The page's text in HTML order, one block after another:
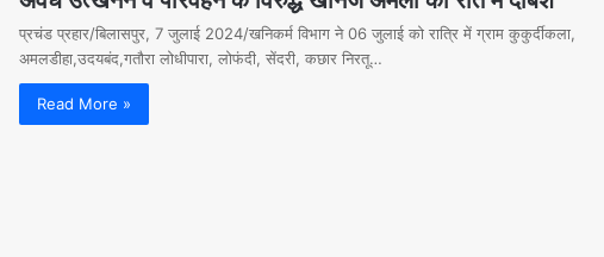
प्रचंड प्रहार/बिलासपुर, 7 जुलाई 2024/खनिकर्म विभाग ने 06 जुलाई को रात्रि में ग्राम कुकुर्दीकला,
अमलडीहा,उदयबंद,गतौरा लोधीपारा, लोफंदी, सेंदरी, कछार निरतू…
Read More »